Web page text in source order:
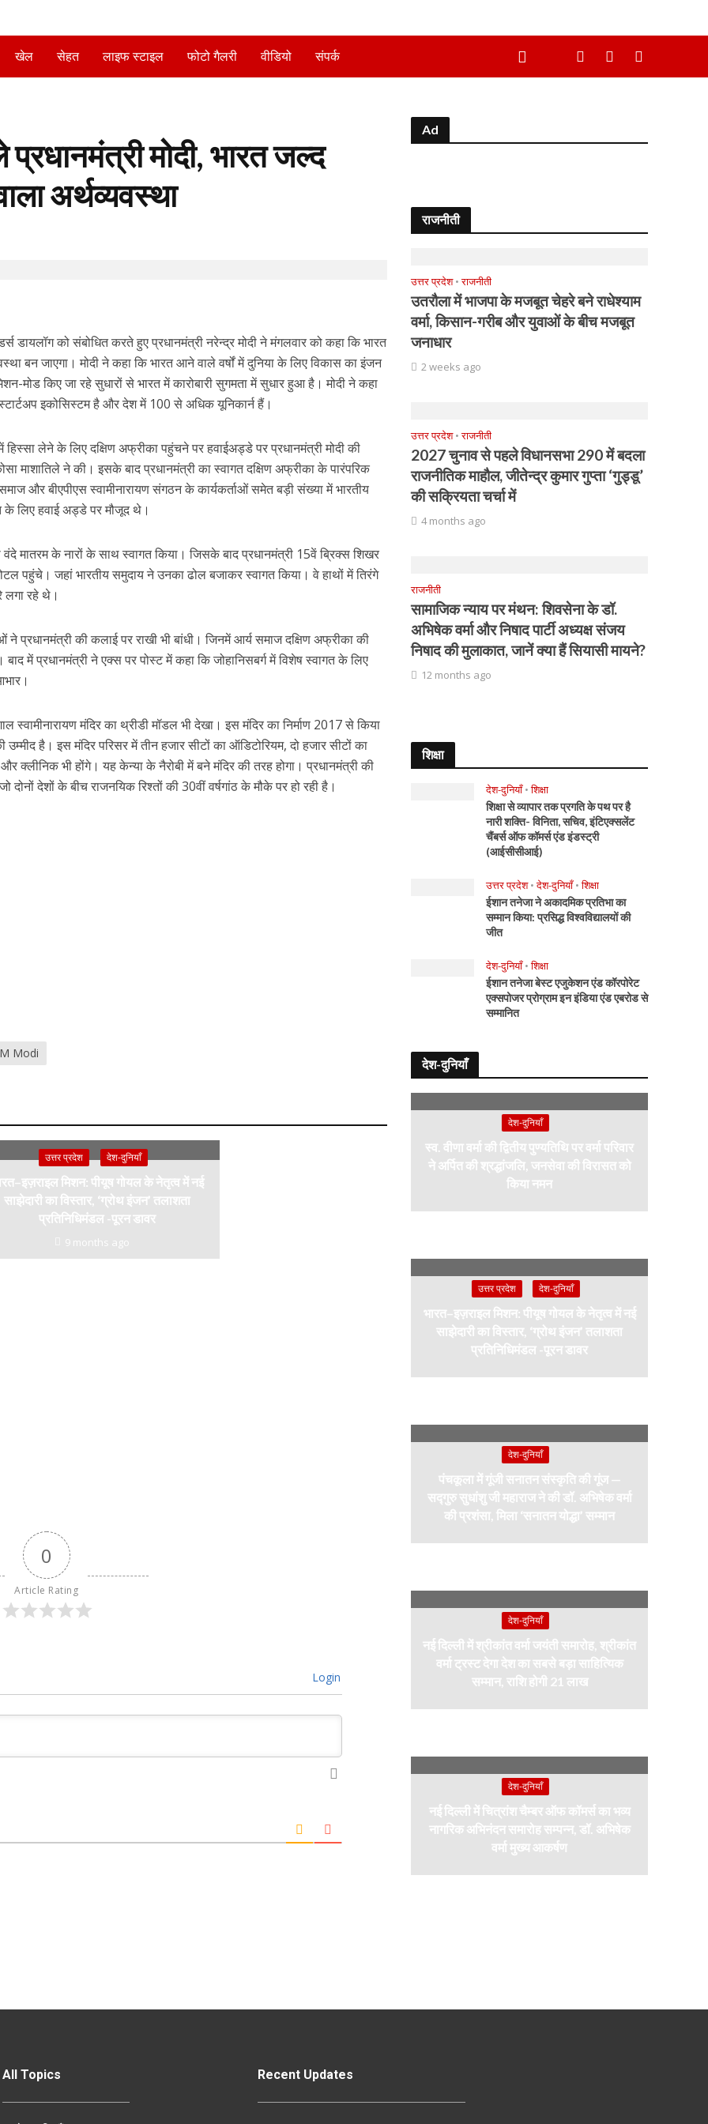
खेल सेहत लाइफ स्टाइल फोटो गैलरी वीडियो संपर्क
मोदी, भारत जल्द
अर्थव्यवस्था
डायलॉग को संबोधित करते हुए प्रधानमंत्री नरेन्द्र मोदी ने मंगलवार को कहा कि भारत
बन जाएगा। मोदी ने कहा कि भारत आने वाले वर्षों में दुनिया के लिए विकास का इंजन
मोड किए जा रहे सुधारों से भारत में कारोबारी सुगमता में सुधार हुआ है। मोदी ने कहा
इकोसिस्टम है और देश में 100 से अधिक यूनिकार्न हैं।
लेने के लिए दक्षिण अफ्रीका पहुंचने पर हवाईअड्डे पर प्रधानमंत्री मोदी की
माशातिले ने की। इसके बाद प्रधानमंत्री का स्वागत दक्षिण अफ्रीका के पारंपरिक
और बीएपीएस स्वामीनारायण संगठन के कार्यकर्ताओं समेत बड़ी संख्या में भारतीय
के लिए हवाई अड्डे पर मौजूद थे।
वंदे मातरम के नारों के साथ स्वागत किया। जिसके बाद प्रधानमंत्री 15वें ब्रिक्स शिखर
जहां भारतीय समुदाय ने उनका ढोल बजाकर स्वागत किया। वे हाथों में तिरंगे
लगा रहे थे।
ने प्रधानमंत्री की कलाई पर राखी भी बांधी। जिनमें आर्य समाज दक्षिण अफ्रीका की
में प्रधानमंत्री ने एक्स पर पोस्ट में कहा कि जोहानिसबर्ग में विशेष स्वागत के लिए
स्वामीनारायण मंदिर का थ्रीडी मॉडल भी देखा। इस मंदिर का निर्माण 2017 से किया
है। इस मंदिर परिसर में तीन हजार सीटों का ऑडिटोरियम, दो हजार सीटों का
क्लीनिक भी होंगे। यह केन्या के नैरोबी में बने मंदिर की तरह होगा। प्रधानमंत्री की
दोनों देशों के बीच राजनयिक रिश्तों की 30वीं वर्षगांठ के मौके पर हो रही है।
Modi
उत्तर प्रदेश देश-दुनियाँ
मिशन: पीयूष गोयल के नेतृत्व में नई
साझेदारी का विस्तार, ‘ग्रोथ इंजन’ तलाशता
प्रतिनिधिमंडल -पूरन डावर
9 months ago
0
Article Rating
Login
Ad
राजनीती
उत्तर प्रदेश • राजनीती
उतरौला में भाजपा के मजबूत चेहरे बने राधेश्याम
वर्मा, किसान-गरीब और युवाओं के बीच मजबूत
जनाधार
2 weeks ago
उत्तर प्रदेश • राजनीती
2027 चुनाव से पहले विधानसभा 290 में बदला
राजनीतिक माहौल, जीतेन्द्र कुमार गुप्ता ‘गुड्डू’
की सक्रियता चर्चा में
4 months ago
राजनीती
सामाजिक न्याय पर मंथन: शिवसेना के डॉ.
अभिषेक वर्मा और निषाद पार्टी अध्यक्ष संजय
निषाद की मुलाकात, जानें क्या हैं सियासी मायने?
12 months ago
शिक्षा
देश-दुनियाँ • शिक्षा
शिक्षा से व्यापार तक प्रगति के पथ पर है
नारी शक्ति- विनिता, सचिव, इंटिएक्सलेंट
चैंबर्स ऑफ कॉमर्स एंड इंडस्ट्री
(आईसीसीआई)
उत्तर प्रदेश • देश-दुनियाँ • शिक्षा
ईशान तनेजा ने अकादमिक प्रतिभा का
सम्मान किया: प्रसिद्ध विश्वविद्यालयों की
जीत
देश-दुनियाँ • शिक्षा
ईशान तनेजा बेस्ट एजुकेशन एंड कॉरपोरेट
एक्सपोजर प्रोग्राम इन इंडिया एंड एबरोड से
सम्मानित
देश-दुनियाँ
देश-दुनियाँ
स्व. वीणा वर्मा की द्वितीय पुण्यतिथि पर वर्मा परिवार
ने अर्पित की श्रद्धांजलि, जनसेवा की विरासत को
किया नमन
उत्तर प्रदेश देश-दुनियाँ
भारत–इज़राइल मिशन: पीयूष गोयल के नेतृत्व में नई
साझेदारी का विस्तार, ‘ग्रोथ इंजन’ तलाशता
प्रतिनिधिमंडल -पूरन डावर
देश-दुनियाँ
पंचकूला में गूंजी सनातन संस्कृति की गूंज —
सद्गुरु सुधांशु जी महाराज ने की डॉ. अभिषेक वर्मा
की प्रशंसा, मिला ‘सनातन योद्धा’ सम्मान
देश-दुनियाँ
नई दिल्ली में श्रीकांत वर्मा जयंती समारोह, श्रीकांत
वर्मा ट्रस्ट देगा देश का सबसे बड़ा साहित्यिक
सम्मान, राशि होगी 21 लाख
देश-दुनियाँ
नई दिल्ली में चित्रांश चैम्बर ऑफ कॉमर्स का भव्य
नागरिक अभिनंदन समारोह सम्पन्न, डॉ. अभिषेक
वर्मा मुख्य आकर्षण
All Topics Recent Updates